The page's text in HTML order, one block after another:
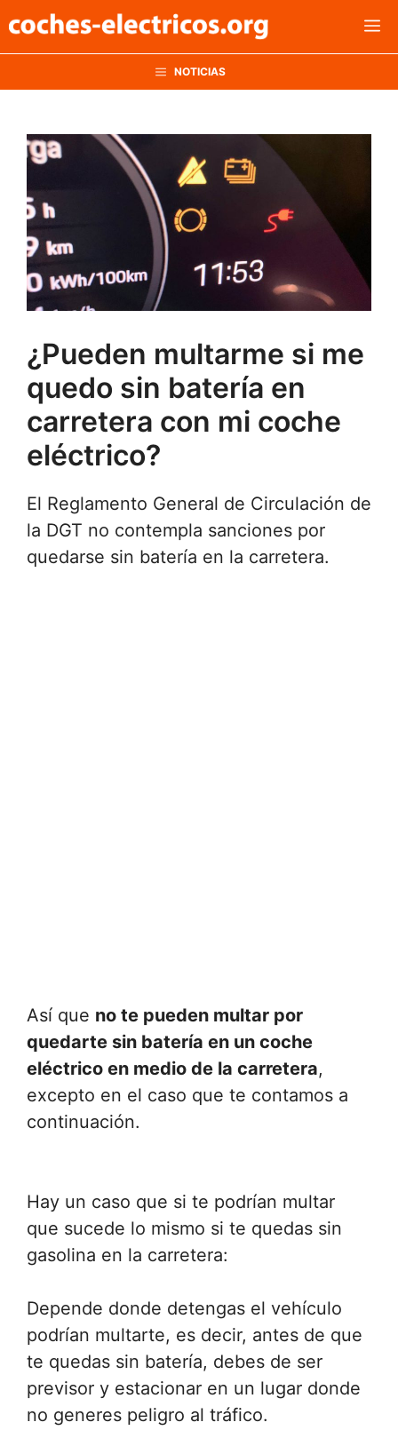
al
NOTICIAS
¿Pueden multarme si me
quedo sin batería en
carretera con mi coche
eléctrico?
El Reglamento General de Circulación de
la DGT no contempla sanciones por
quedarse sin batería en la carretera.
Así que no te pueden multar por
quedarte sin batería en un coche
eléctrico en medio de la carretera,
excepto en el caso que te contamos a
continuación.
Hay un caso que si te podrían multar
que sucede lo mismo si te quedas sin
gasolina en la carretera:
Depende donde detengas el vehículo
podrían multarte, es decir, antes de que
te quedas sin batería, debes de ser
previsor y estacionar en un lugar donde
no generes peligro al tráfico.